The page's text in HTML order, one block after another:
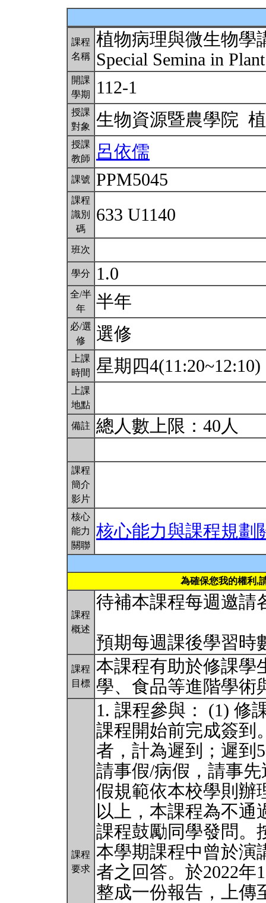
課程
名稱
植物病理與微生物學
Special Semina in
開課
學期
112-1
授課
對象
生物資源暨農學院
授課
教師
呂依儒
課號 PPM5045
課程
識別
碼
633 U1140
班次
學分 1.0
全/半
年
半年
必/選
修
選修
上課
時間
星期四4(11:20~12:10)
上課
地點
備註 總人數上限：40人
課程
簡介
影片
核心
能力
關聯
核心能力與課程規劃
為確保您我的權利,
課程
概述
待補本課程每週邀請
預期每週課後學習時
課程
目標
本課程有助於修課學
學、食品等進階學
課程
要求
1. 課程參與： (1) 修
課程開始前完成簽到
者，計為遲到；遲到
請事假/病假，請事
假規範依本校學則辦
以上，本課程為不通
課程鼓勵同學發問。
本學期課程中曾於演
者之回答。於2022年
整成一份報告，上傳